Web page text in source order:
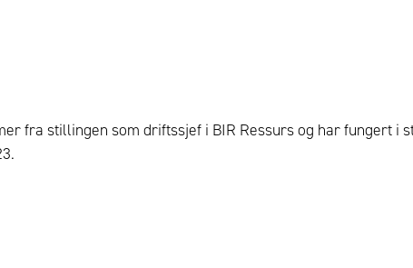
fra stillingen som driftssjef i BIR Ressurs og har fungert i